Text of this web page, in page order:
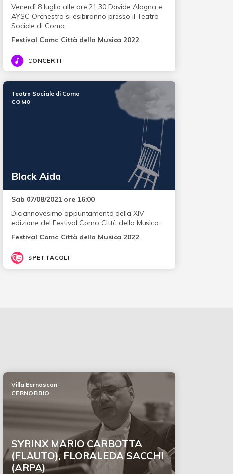
Venerdì 8 luglio alle ore 21.30 Davide Alogna e
AYSO Orchestra si esibiranno presso il Teatro
Sociale di Como.
Festival Como Città della Musica 2022
CONCERTI
Black Aida
Teatro Sociale di Como
COMO
Sab 07/08/2021 ore 16:00
Diciannovesimo appuntamento della XIV
edizione del Festival Como Città della Musica.
Festival Como Città della Musica 2022
SPETTACOLI
SYRINX MARIO CARBOTTA
(FLAUTO), FLORALEDA SACCHI
(ARPA)
Villa Bernasconi
CERNOBBIO